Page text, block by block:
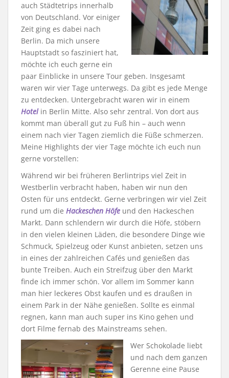
auch Städtetrips innerhalb
von Deutschland. Vor einiger
Zeit ging es dabei nach
Berlin. Da mich unsere
Hauptstadt so fasziniert hat,
möchte ich euch gerne ein
paar Einblicke in unsere Tour geben. Insgesamt
waren wir vier Tage unterwegs. Da gibt es jede Menge
zu entdecken. Untergebracht waren wir in einem
Hotelin Berlin Mitte. Also sehr zentral. Von dort aus
kommt man überall gut zu Fuß hin – auch wenn
einem nach vier Tagen ziemlich die Füße schmerzen.
Meine Highlights der vier Tage möchte ich euch nun
gerne vorstellen:
Während wir bei früheren Berlintrips viel Zeit in
Westberlin verbracht haben, haben wir nun den
Osten für uns entdeckt. Gerne verbringen wir viel Zeit
rund um die Hackeschen Höfe und den Hackeschen
Markt. Dann schlendern wir durch die Höfe, stöbern
in den vielen kleinen Läden, die besondere Dinge wie
Schmuck, Spielzeug oder Kunst anbieten, setzen uns
in eines der zahlreichen Cafés und genießen das
bunte Treiben. Auch ein Streifzug über den Markt
finde ich immer schön. Vor allem im Sommer kann
man hier leckeres Obst kaufen und es draußen in
einem Park in der Nähe genießen. Sollte es einmal
regnen, kann man auch super ins Kino gehen und
dort Filme fernab des Mainstreams sehen.
Wer Schokolade liebt
und nach dem ganzen
Gerenne eine Pause